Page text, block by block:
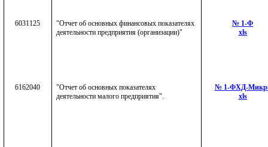
6031125
"Отчет об основных финансовых показателях
деятельности предприятия (организации)"
№ 1-Ф
xls
6162040
"Отчет об основных показателях
деятельности малого предприятия".
№ 1-ФХД-
xls